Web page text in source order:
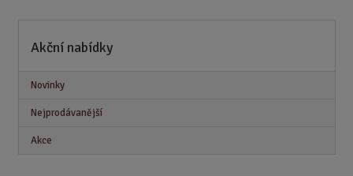
Akční nabídky
Novinky
Nejprodávanější
Akce